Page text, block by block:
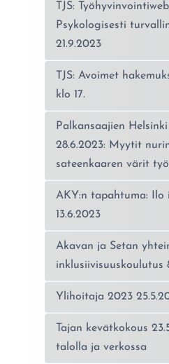
TJS:
Psykologisesti
21.9.2023
TJS: Avoimet
klo 17.
Palkansaajien
28.6.2023: Myytit
sateenkaaren värit
AKY:n tapahtuma:
13.6.2023
Akavan ja Setan
inklusiivisuuskoulutus
Ylihoitaja 2023
Tajan kevätkokous
talolla ja verkossa